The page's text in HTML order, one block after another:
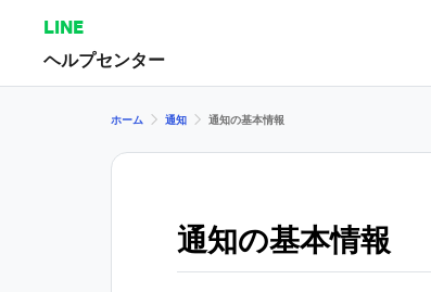
LINE
ヘルプセンター
ホーム 通知 通知の基本情報
通知の基本情報